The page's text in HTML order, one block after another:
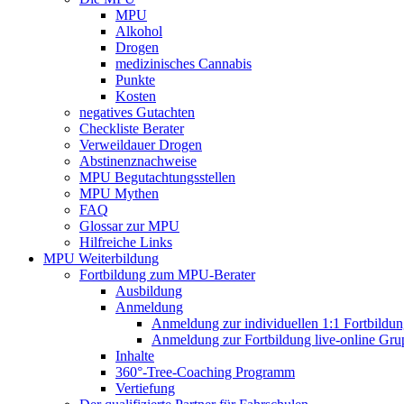
MPU
Alkohol
Drogen
medizinisches Cannabis
Punkte
Kosten
negatives Gutachten
Checkliste Berater
Verweildauer Drogen
Abstinenznachweise
MPU Begutachtungsstellen
MPU Mythen
FAQ
Glossar zur MPU
Hilfreiche Links
MPU Weiterbildung
Fortbildung zum MPU-Berater
Ausbildung
Anmeldung
Anmeldung zur individuellen 1:1
Anmeldung zur Fortbildung live-online
Inhalte
360°-Tree-Coaching Programm
Vertiefung